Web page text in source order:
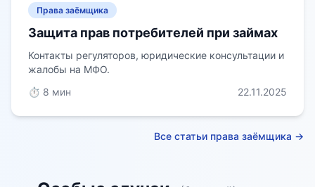
Права заёмщика
Защита прав потребителей при займах
Контакты регуляторов, юридические консультации и
жалобы на МФО.
⏱️ 8 мин
22.11.2025
Все статьи права заёмщика →